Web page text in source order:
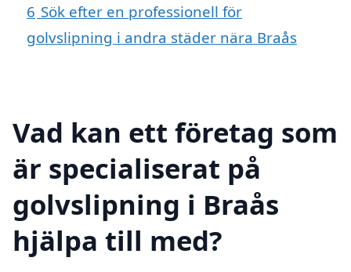
6 Sök efter en professionell för
golvslipning i andra städer nära Braås
Vad kan ett företag som
är specialiserat på
golvslipning i Braås
hjälpa till med?